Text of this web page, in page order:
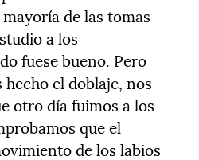
de las tomas
a los
fuese bueno. Pero
el doblaje, nos
otro día fuimos a los
que el
de los labios